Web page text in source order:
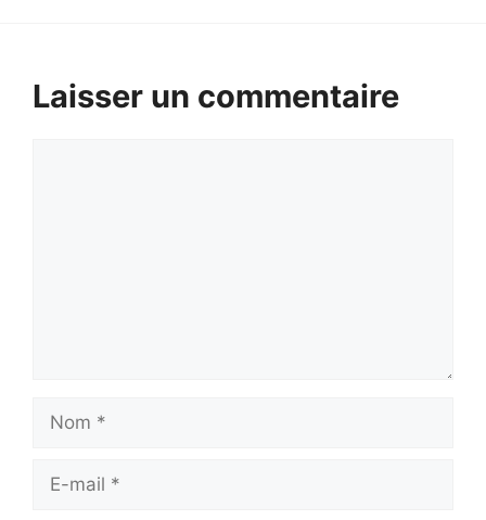
Laisser un commentaire
mail